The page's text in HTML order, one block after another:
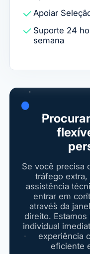
Apoiar
Suporte 24
semana
Se você precisa
tráfego
assistência
entrar em
através da
direito.
individual
experiência
eficiente